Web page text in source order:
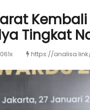
Tingkat
https://